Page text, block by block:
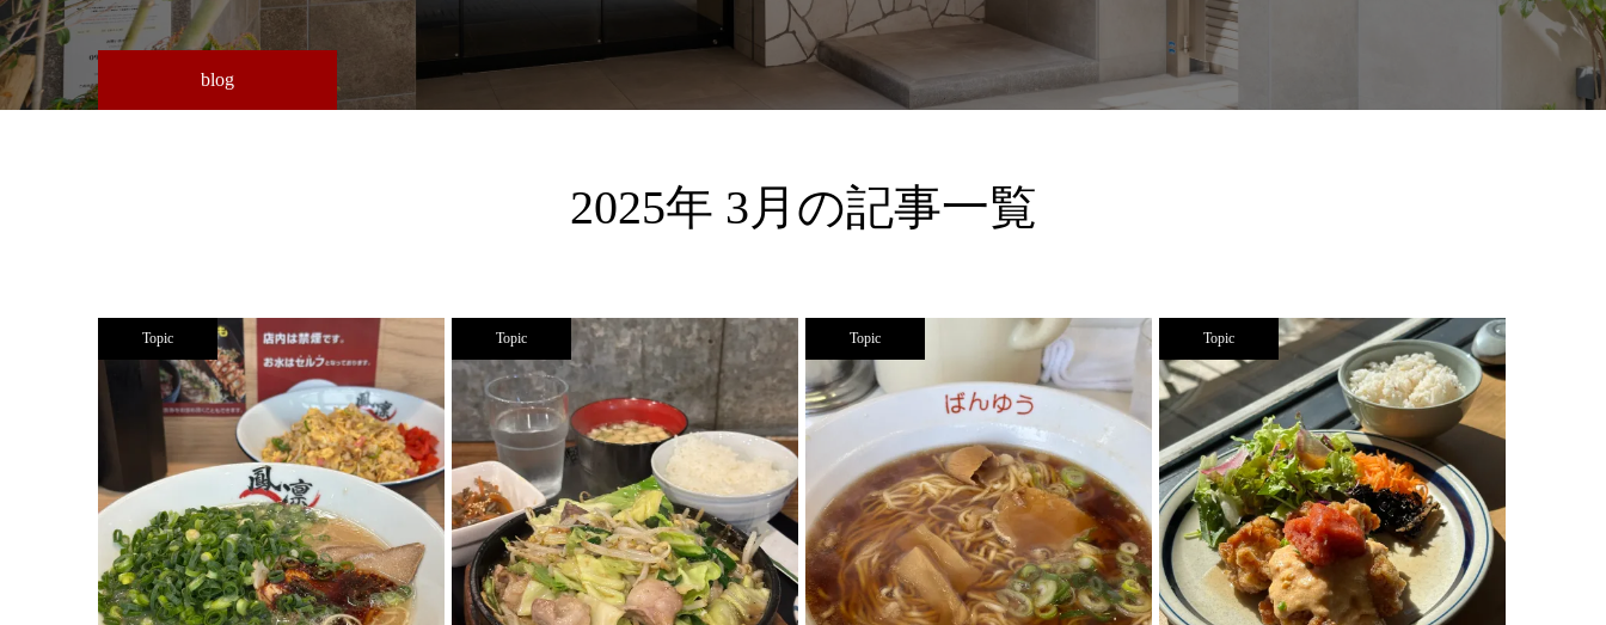
blog
2025年 3月の記事一覧
Topic Topic Topic Topic